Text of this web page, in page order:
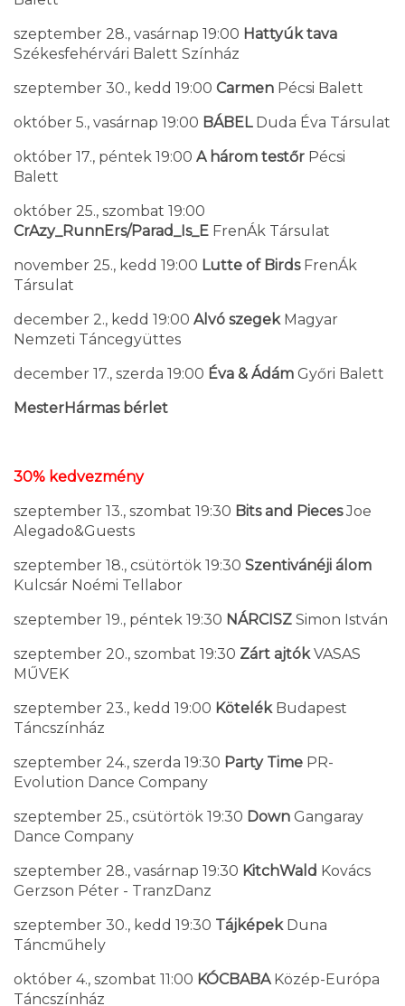
szeptember 28., vasárnap 19:00 Hattyúk tava
Székesfehérvári Balett Színház
szeptember 30., kedd 19:00 Carmen Pécsi Balett
október 5., vasárnap 19:00 BÁBELDuda Éva Társulat
október 17., péntek 19:00 A három testőr Pécsi
Balett
október 25., szombat 19:00
CrAzy_RunnErs/Parad_Is_E FrenÁk Társulat
november 25., kedd 19:00 Lutte of BirdsFrenÁk
Társulat
december 2., kedd 19:00 Alvó szegekMagyar
Nemzeti Táncegyüttes
december 17., szerda 19:00 Éva & Ádám Győri Balett
MesterHármas bérlet
30% kedvezmény
szeptember 13., szombat 19:30 Bits and PiecesJoe
Alegado&Guests
szeptember 18., csütörtök 19:30 Szentivánéji álom
Kulcsár Noémi Tellabor
szeptember 19., péntek 19:30 NÁRCISZ Simon István
szeptember 20., szombat 19:30 Zárt ajtókVASAS
MŰVEK
szeptember 23., kedd 19:00 KötelékBudapest
Táncszínház
szeptember 24., szerda 19:30 Party Time PR-
Evolution Dance Company
szeptember 25., csütörtök 19:30 Down Gangaray
Dance Company
szeptember 28., vasárnap 19:30 KitchWald Kovács
Gerzson Péter - TranzDanz
szeptember 30., kedd 19:30 TájképekDuna
Táncműhely
október 4., szombat 11:00 KÓCBABAKözép-Európa
Táncszínház